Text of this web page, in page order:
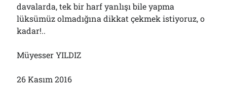
davalarda, tek bir harf yanlışı bile yapma
lüksümüz olmadığına dikkat çekmek istiyoruz, o
kadar!..
Müyesser YILDIZ
26 Kasım 2016